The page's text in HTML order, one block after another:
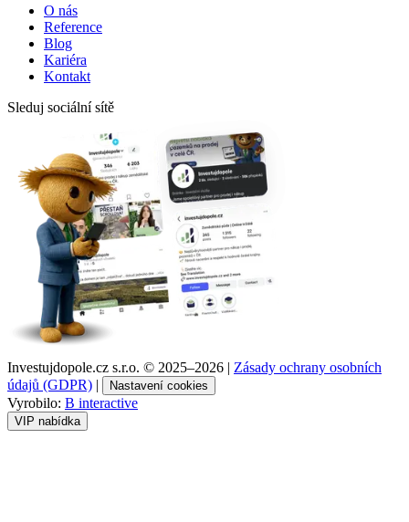
O nás
Reference
Blog
Kariéra
Kontakt
Sleduj sociální sítě
Investujdopole.cz s.r.o. © 2025–2026 | Zásady ochrany osobních
údajů (GDPR) | Nastavení cookies
Vyrobilo: B interactive
VIP nabídka